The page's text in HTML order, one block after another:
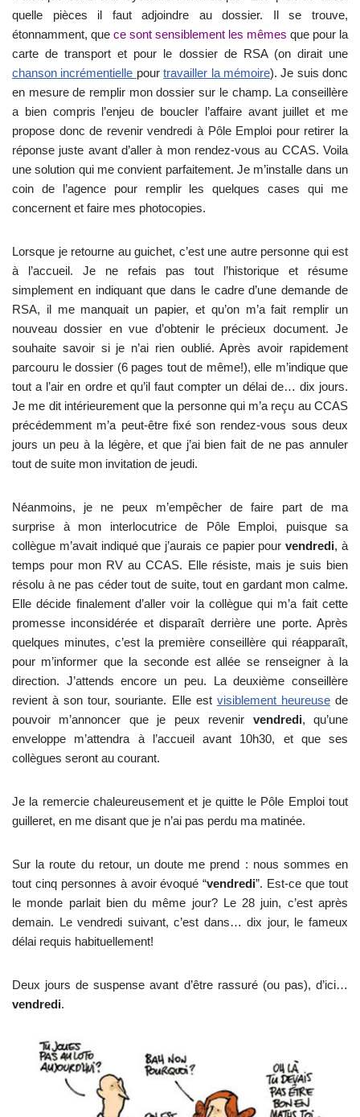
quelle pièces il faut adjoindre au dossier. Il se trouve,
étonnamment, que ce sont sensiblement les mêmes que pour la
carte de transport et pour le dossier de RSA (on dirait une
chanson incrémentielle pourtravailler la mémoire). Je suis donc
en mesure de remplir mon dossier sur le champ. La conseillère
a bien compris l’enjeu de boucler l’affaire avant juillet et me
propose donc de revenir vendredi à Pôle Emploi pour retirer la
réponse juste avant d’aller à mon rendez-vous au CCAS. Voila
une solution qui me convient parfaitement. Je m’installe dans un
coin de l’agence pour remplir les quelques cases qui me
concernent et faire mes photocopies.
Lorsque je retourne au guichet, c’est une autre personne qui est
à l’accueil. Je ne refais pas tout l’historique et résume
simplement en indiquant que dans le cadre d’une demande de
RSA, il me manquait un papier, et qu’on m’a fait remplir un
nouveau dossier en vue d’obtenir le précieux document. Je
souhaite savoir si je n’ai rien oublié. Après avoir rapidement
parcouru le dossier (6 pages tout de même!), elle m’indique que
tout a l’air en ordre et qu’il faut compter un délai de… dix jours.
Je me dit intérieurement que la personne qui m’a reçu au CCAS
précédemment m’a peut-être fixé son rendez-vous sous deux
jours un peu à la légère, et que j’ai bien fait de ne pas annuler
tout de suite mon invitation de jeudi.
Néanmoins, je ne peux m’empêcher de faire part de ma
surprise à mon interlocutrice de Pôle Emploi, puisque sa
collègue m’avait indiqué que j’aurais ce papier pourvendredi, à
temps pour mon RV au CCAS. Elle résiste, mais je suis bien
résolu à ne pas céder tout de suite, tout en gardant mon calme.
Elle décide finalement d’aller voir la collègue qui m’a fait cette
promesse inconsidérée et disparaît derrière une porte. Après
quelques minutes, c’est la première conseillère qui réapparaît,
pour m’informer que la seconde est allée se renseigner à la
direction. J’attends encore un peu. La deuxième conseillère
revient à son tour, souriante. Elle est visiblement heureusede
pouvoir m’annoncer que je peux revenir vendredi, qu’une
enveloppe m’attendra à l’accueil avant 10h30, et que ses
collègues seront au courant.
Je la remercie chaleureusement et je quitte le Pôle Emploi tout
guilleret, en me disant que je n’ai pas perdu ma matinée.
Sur la route du retour, un doute me prend : nous sommes en
tout cinq personnes à avoir évoqué “vendredi”. Est-ce que tout
le monde parlait bien du même jour? Le 28 juin, c’est après
demain. Le vendredi suivant, c’est dans… dix jour, le fameux
délai requis habituellement!
Deux jours de suspense avant d’être rassuré (ou pas), d’ici…
vendredi.